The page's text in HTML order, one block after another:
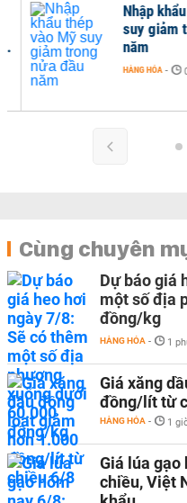
Nhập khẩu
suy giảm
năm
HÀNG HÓA -
Cùng chuyên
Dự báo giá
một số địa
đồng/kg
HÀNG HÓA - 1
Giá xăng
đồng/lít từ
HÀNG HÓA - 1
Giá lúa gạo
chiều, Việt